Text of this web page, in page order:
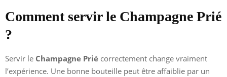
Comment servir le Champagne Prié
?
Servir le Champagne Prié correctement change vraiment
l’expérience. Une bonne bouteille peut être affaiblie par un